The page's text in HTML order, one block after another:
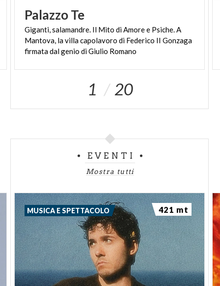
PalazzoTe
Giganti, salamandre. Il Mito di Amore e Psiche. A
Mantova, la villa capolavoro di Federico II Gonzaga
firmata dal genio di Giulio Romano
1 20
EVENTI
Mostra tutti
MUSICA E SPETTACOLO 421 mt